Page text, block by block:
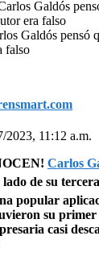
Galdós pensó
falso
2023, 11:12 a.m.
Carlos
de su
popular
su
casi